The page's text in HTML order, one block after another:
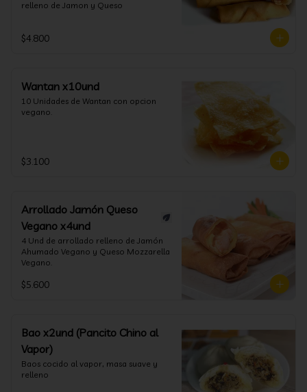
relleno de Jamon y Queso
$4.800
Wantan x10und
10 Unidades de Wantan con opcion
vegano.
$3.100
Arrollado Jamón Queso
Vegano x4und
4 Und de arrollado relleno de Jamón
Ahumado Vegano y Queso Mozzarella
Vegano.
$5.600
Bao x2und (Pancito Chino al
Vapor)
Baos cocido al vapor, masa suave y
relleno